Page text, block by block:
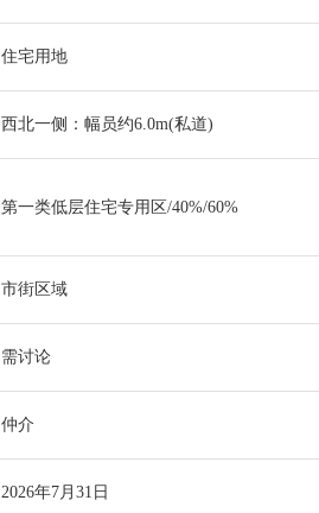
住宅用地
西北一侧：幅员约6.0m(私道)
第一类低层住宅专用区/40%/60%
市街区域
需讨论
仲介
2026年7月31日